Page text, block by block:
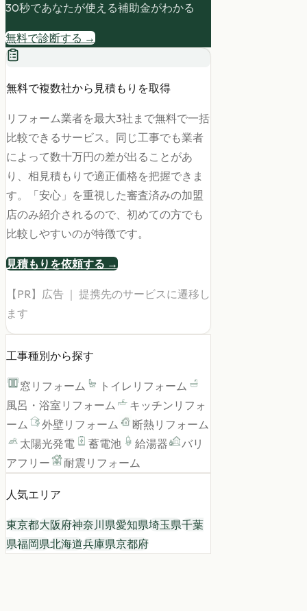
30秒であなたが使える補助金がわかる
無料で診断する →
無料で複数社から見積もりを取得
リフォーム業者を最大3社まで無料で一括
比較できるサービス。同じ工事でも業者
によって数十万円の差が出ることがあ
り、相見積もりで適正価格を把握できま
す。「安心」を重視した審査済みの加盟
店のみ紹介されるので、初めての方でも
比較しやすいのが特徴です。
見積もりを依頼する →
【PR】広告 ｜ 提携先のサービスに遷移し
ます
工事種別から探す
窓リフォーム
トイレリフォーム
風呂・浴室リフォーム
キッチンリフォ
ーム
外壁リフォーム
断熱リフォーム
太陽光発電
蓄電池 給湯器
バリ
アフリー
耐震リフォーム
人気エリア
東京都大阪府神奈川県愛知県埼玉県千葉
県福岡県北海道兵庫県京都府